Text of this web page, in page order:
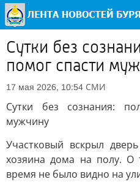
Сутки без
помог спасти
17 мая 2026, 10:54 СМИ
Сутки без сознания:
мужчину
Участковый вскрыл
хозяина дома на полу. О
время не было видно на